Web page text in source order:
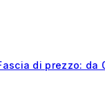
di prezzo: da